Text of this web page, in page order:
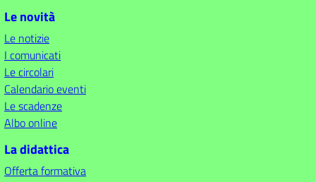
Le novità
Le notizie
I comunicati
Le circolari
Calendario eventi
Le scadenze
Albo online
La didattica
Offerta formativa